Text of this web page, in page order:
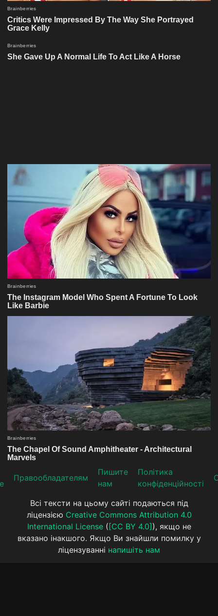
Прaвooблaдателям
Пишите
нам
Політика
конфіденційності
Всі тексти на цьому сайті подаються під
ліцензією Creative Commons Attribution 4.0
International License( [CC BY 4.0] ), якщо не
вказано інакшого. Якщо Ви знайшли помилку у
ліцензуванні напишіть нам